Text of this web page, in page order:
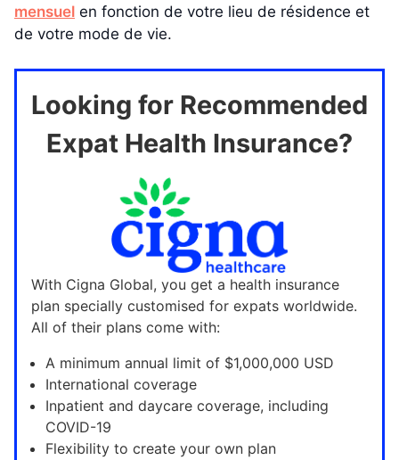
mensuel en fonction de votre lieu de résidence et
de votre mode de vie.
Looking for Recommended
Expat Health Insurance?
With Cigna Global, you get a health insurance
plan specially customised for expats worldwide.
All of their plans come with:
A minimum annual limit of $1,000,000 USD
International coverage
Inpatient and daycare coverage, including
COVID-19
Flexibility to create your own plan